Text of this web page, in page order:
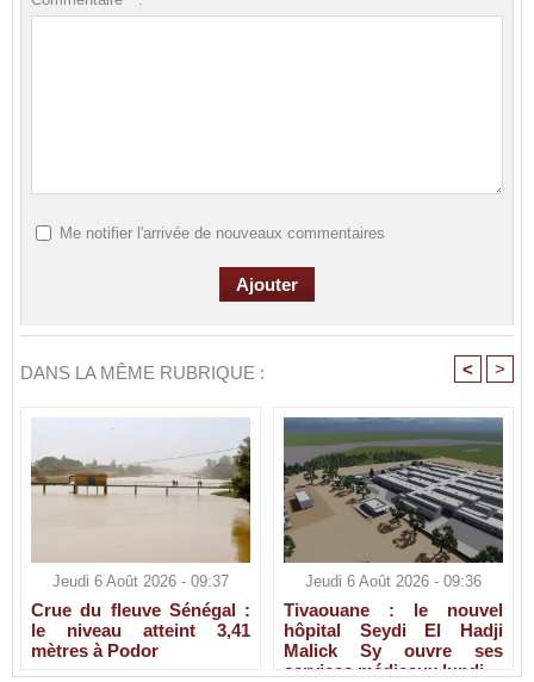
Me notifier l'arrivée de nouveaux commentaires
DANS LA MÊME RUBRIQUE : < >
Jeudi 6 Août 2026 - 09:37
Crue du fleuve Sénégal :
le niveau atteint 3,41
mètres à Podor
Jeudi 6 Août 2026 - 09:36
Tivaouane : le nouvel
hôpital Seydi El Hadji
Malick Sy ouvre ses
services médicaux lundi